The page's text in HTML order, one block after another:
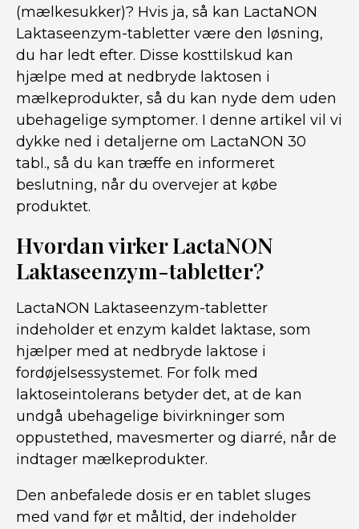
(mælkesukker)? Hvis ja, så kan LactaNON
Laktaseenzym-tabletter være den løsning,
du har ledt efter. Disse kosttilskud kan
hjælpe med at nedbryde laktosen i
mælkeprodukter, så du kan nyde dem uden
ubehagelige symptomer. I denne artikel vil vi
dykke ned i detaljerne om LactaNON 30
tabl., så du kan træffe en informeret
beslutning, når du overvejer at købe
produktet.
Hvordan virker LactaNON
Laktaseenzym-tabletter?
LactaNON Laktaseenzym-tabletter
indeholder et enzym kaldet laktase, som
hjælper med at nedbryde laktose i
fordøjelsessystemet. For folk med
laktoseintolerans betyder det, at de kan
undgå ubehagelige bivirkninger som
oppustethed, mavesmerter og diarré, når de
indtager mælkeprodukter.
Den anbefalede dosis er en tablet sluges
med vand før et måltid, der indeholder